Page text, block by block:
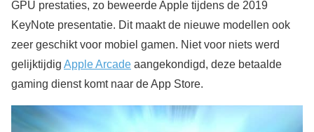
GPU prestaties, zo beweerde Apple tijdens de 2019
KeyNote presentatie. Dit maakt de nieuwe modellen ook
zeer geschikt voor mobiel gamen. Niet voor niets werd
gelijktijdig Apple Arcade aangekondigd, deze betaalde
gaming dienst komt naar de App Store.